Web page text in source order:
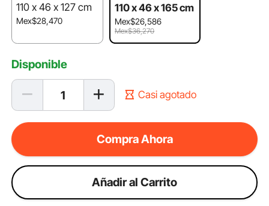
110 x 46 x 127 cm
Mex$28,470
110 x 46 x 165 cm
Mex$26,586
Mex$36,270
Disponible
Casi agotado
Compra Ahora
Añadir al Carrito